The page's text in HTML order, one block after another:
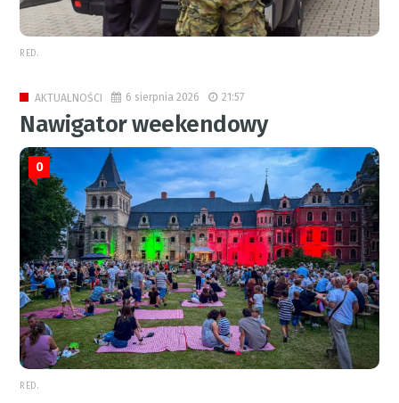
RED.
AKTUALNOŚCI 6 sierpnia 2026 21:57
Nawigator weekendowy
0
RED.